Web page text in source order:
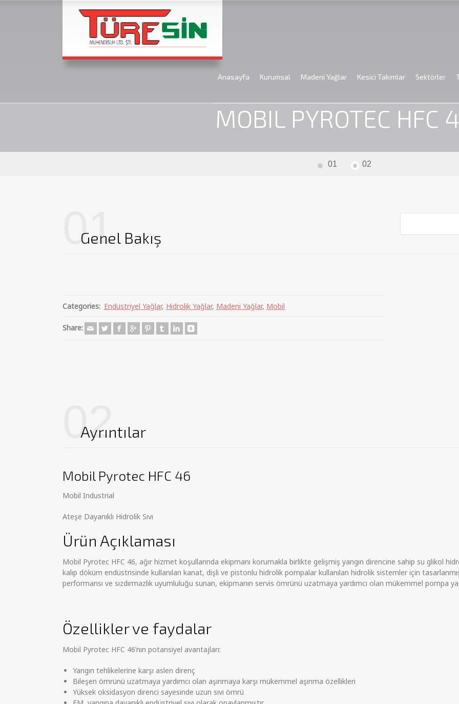
Anasayfa Kurumsal Madeni Yağlar Kesici Takımlar Sektörler
MOBIL PYROTEC HFC
01 02
01
Genel Bakış
Categories: Endüstriyel Yağlar, Hidrolik Yağlar, Madeni Yağlar, Mobil
Share:
02
Ayrıntılar
Mobil Pyrotec HFC 46
Mobil Industrial
Ateşe Dayanıklı Hidrolik Sıvı
Ürün Açıklaması
Mobil Pyrotec HFC 46, ağır hizmet koşullarında ekipmanı korumakla birlikte gelişmiş yangın direncine sahip su glikol
kalıp döküm endüstrisinde kullanılan kanat, dişli ve pistonlu hidrolik pompalar kullanılan hidrolik sistemler için
performansı ve sızdırmazlık uyumluluğu sunan, ekipmanın servis ömrünü uzatmaya yardımcı olan mükemmel pompa
Özellikler ve faydalar
Mobil Pyrotec HFC 46’nın potansiyel avantajları:
Yangın tehlikelerine karşı aslen direnç
Bileşen ömrünü uzatmaya yardımcı olan aşınmaya karşı mükemmel aşınma özellikleri
Yüksek oksidasyon direnci sayesinde uzun sıvı ömrü